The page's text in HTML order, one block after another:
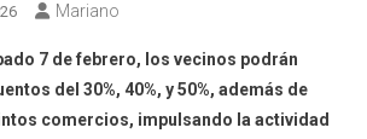
Mariano
7 de febrero, los vecinos podrán
del 30%, 40%, y 50%, además de
comercios, impulsando la actividad